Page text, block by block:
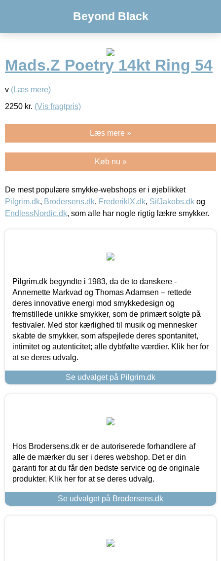
Beyond Black
Mads.Z Poetry 14kt Ring 54
v (Læs mere)
2250 kr. (Vis fragtpris)
Læs mere »
Køb nu »
De mest populære smykke-webshops er i øjeblikket
Pilgrim.dk, Brodersens.dk, FrederikIX.dk, SifJakobs.dk og
EndlessNordic.dk, som alle har nogle rigtig lækre smykker.
Pilgrim.dk begyndte i 1983, da de to danskere -
Annemette Markvad og Thomas Adamsen – rettede
deres innovative energi mod smykkedesign og
fremstillede unikke smykker, som de primært solgte på
festivaler. Med stor kærlighed til musik og mennesker
skabte de smykker, som afspejlede deres spontanitet,
intimitet og autenticitet; alle dybtfølte værdier. Klik her for
at se deres udvalg.
Se udvalget på Pilgrim.dk
Hos Brodersens.dk er de autoriserede forhandlere af
alle de mærker du ser i deres webshop. Det er din
garanti for at du får den bedste service og de originale
produkter. Klik her for at se deres udvalg.
Se udvalget på Brodersens.dk